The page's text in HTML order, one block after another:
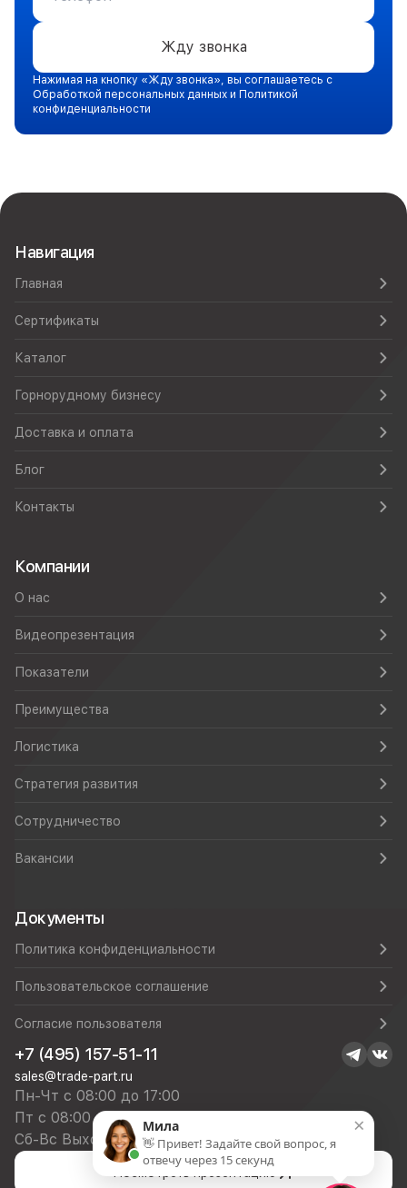
Жду звонка
Нажимая на кнопку «Жду звонка», вы соглашаетесь с
Обработкой персональных данных и Политикой
конфиденциальности
Навигация
Главная
Сертификаты
Каталог
Горнорудному бизнесу
Доставка и оплата
Блог
Контакты
Компании
О нас
Видеопрезентация
Показатели
Преимущества
Логистика
Стратегия развития
Сотрудничество
Вакансии
Документы
Политика конфиденциальности
Пользовательское соглашение
Согласие пользователя
+7 (495) 157-51-11
sales@trade-part.ru
Пн-Чт с 08:00 до 17:00
Пт с 08:00 до 16:00
Сб-Вс Выходной
×
Мила
👋 Привет! Задайте свой вопрос, я
отвечу через 15 секунд